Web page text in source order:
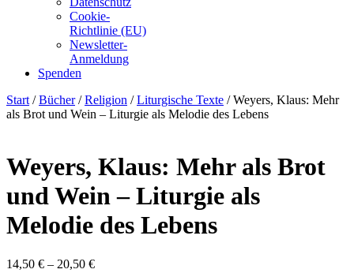
Cookie-
Richtlinie (EU)
Newsletter-
Anmeldung
Spenden
Skip
to
Start /Bücher/Religion /Liturgische Texte / Weyers, Klaus: Mehr
als Brot und Wein – Liturgie als Melodie des Lebens
Weyers, Klaus: Mehr als Brot
und Wein – Liturgie als
Melodie des Lebens
14,50 € – 20,50 €Preisspanne: